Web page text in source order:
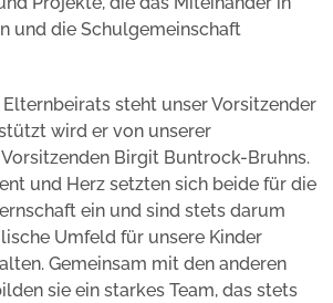
und die Schulgemeinschaft
steht unser Vorsitzender
wird er von unserer
Birgit Buntrock-Bruhns.
und Herz setzten sich beide für die
ein und sind stets darum
Umfeld für unsere Kinder
Gemeinsam mit den anderen
sie ein starkes Team, das stets